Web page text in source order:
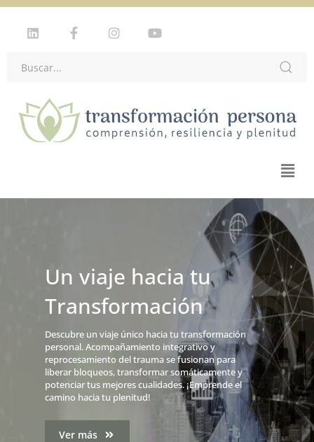
Un viaje hacia tu
Transformación
Descubre un viaje único hacia tu transformación
personal. Acompañamiento integrativo y
reprocesamiento del trauma se fusionan para
liberar bloqueos, transformar somáticamente y
potenciar tus mejores cualidades. ¡Emprende el
camino hacia tu plenitud!
Ver más